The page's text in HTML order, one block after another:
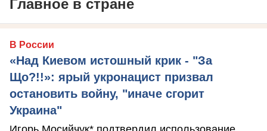
Главное в стране
В России
«Над Киевом истошный крик - "За
Що?!!»: ярый укронацист призвал
остановить войну, "иначе сгорит
Украина"